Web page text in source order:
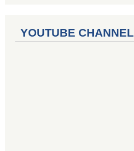
YOUTUBE CHANNEL